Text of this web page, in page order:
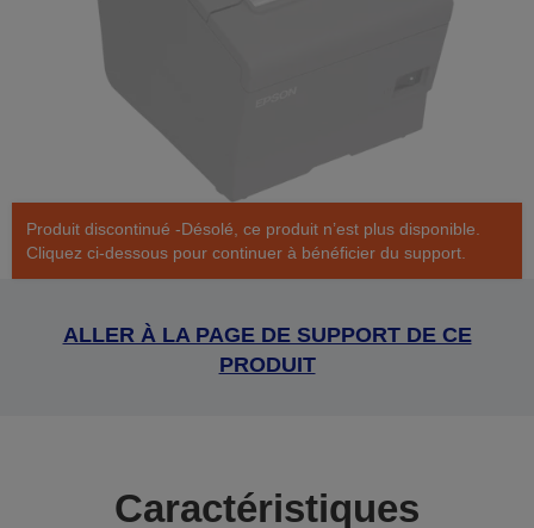
Produit discontinué -Désolé, ce produit n’est plus disponible.
Cliquez ci-dessous pour continuer à bénéficier du support.
ALLER À LA PAGE DE SUPPORT DE CE
PRODUIT
Caractéristiques